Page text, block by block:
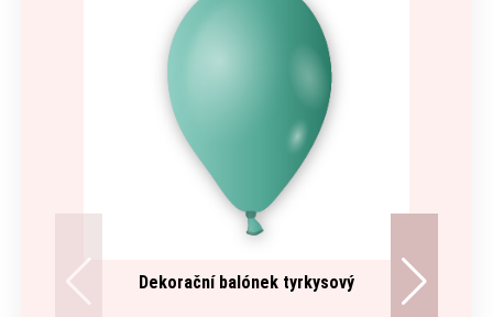
Dekorační balónek tyrkysový